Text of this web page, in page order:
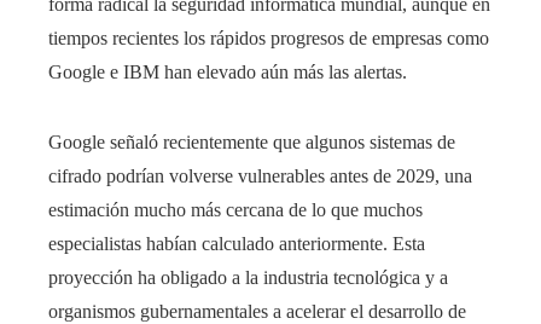
forma radical la seguridad informática mundial, aunque en
tiempos recientes los rápidos progresos de empresas como
Google e IBM han elevado aún más las alertas.
Google señaló recientemente que algunos sistemas de
cifrado podrían volverse vulnerables antes de 2029, una
estimación mucho más cercana de lo que muchos
especialistas habían calculado anteriormente. Esta
proyección ha obligado a la industria tecnológica y a
organismos gubernamentales a acelerar el desarrollo de